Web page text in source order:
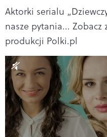
Aktorki serialu
nasze pytania...
produkcji Polki.pl